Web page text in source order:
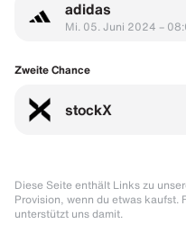
adidas
Mi. 05. Juni 2024 –
Zweite Chance
stockX
Diese Seite enthält Links zu
Provision, wenn du etwas kaufst.
unterstützt uns damit.